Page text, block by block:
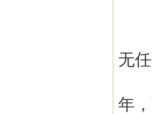
（
（
无
《
年